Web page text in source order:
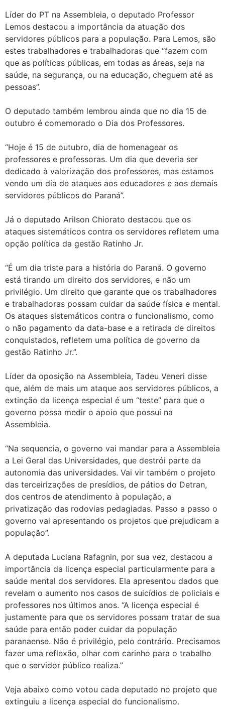
Líder do PT na Assembleia, o deputado Professor
Lemos destacou a importância da atuação dos
servidores públicos para a população. Para Lemos, são
estes trabalhadores e trabalhadoras que “fazem com
que as políticas públicas, em todas as áreas, seja na
saúde, na segurança, ou na educação, cheguem até as
pessoas”.
O deputado também lembrou ainda que no dia 15 de
outubro é comemorado o Dia dos Professores.
“Hoje é 15 de outubro, dia de homenagear os
professores e professoras. Um dia que deveria ser
dedicado à valorização dos professores, mas estamos
vendo um dia de ataques aos educadores e aos demais
servidores públicos do Paraná”.
Já o deputado Arilson Chiorato destacou que os
ataques sistemáticos contra os servidores refletem uma
opção política da gestão Ratinho Jr.
“É um dia triste para a história do Paraná. O governo
está tirando um direito dos servidores, e não um
privilégio. Um direito que garante que os trabalhadores
e trabalhadoras possam cuidar da saúde física e mental.
Os ataques sistemáticos contra o funcionalismo, como
o não pagamento da data-base e a retirada de direitos
conquistados, refletem uma política de governo da
gestão Ratinho Jr.”.
Líder da oposição na Assembleia, Tadeu Veneri disse
que, além de mais um ataque aos servidores públicos, a
extinção da licença especial é um “teste” para que o
governo possa medir o apoio que possui na
Assembleia.
“Na sequencia, o governo vai mandar para a Assembleia
a Lei Geral das Universidades, que destrói parte da
autonomia das universidades. Vai vir também o projeto
das terceirizações de presídios, de pátios do Detran,
dos centros de atendimento à população, a
privatização das rodovias pedagiadas. Passo a passo o
governo vai apresentando os projetos que prejudicam a
população”.
A deputada Luciana Rafagnin, por sua vez, destacou a
importância da licença especial particularmente para a
saúde mental dos servidores. Ela apresentou dados que
revelam o aumento nos casos de suicídios de policiais e
professores nos últimos anos. “A licença especial é
justamente para que os servidores possam tratar de sua
saúde para então poder cuidar da população
paranaense. Não é privilégio, pelo contrário. Precisamos
fazer uma reflexão, olhar com carinho para o trabalho
que o servidor público realiza.”
Veja abaixo como votou cada deputado no projeto que
extinguiu a licença especial do funcionalismo.